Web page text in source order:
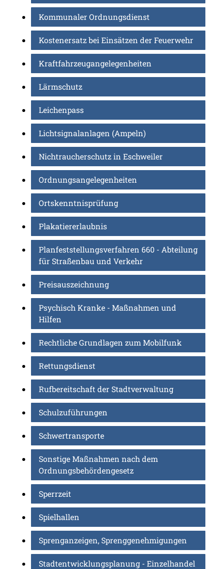
Kommunaler Ordnungsdienst
Kostenersatz bei Einsätzen der Feuerwehr
Kraftfahrzeugangelegenheiten
Lärmschutz
Leichenpass
Lichtsignalanlagen (Ampeln)
Nichtraucherschutz in Eschweiler
Ordnungsangelegenheiten
Ortskenntnisprüfung
Plakatiererlaubnis
Planfeststellungsverfahren 660 - Abteilung
für Straßenbau und Verkehr
Preisauszeichnung
Psychisch Kranke - Maßnahmen und
Hilfen
Rechtliche Grundlagen zum Mobilfunk
Rettungsdienst
Rufbereitschaft der Stadtverwaltung
Schulzuführungen
Schwertransporte
Sonstige Maßnahmen nach dem
Ordnungsbehördengesetz
Sperrzeit
Spielhallen
Sprenganzeigen, Sprenggenehmigungen
Stadtentwicklungsplanung - Einzelhandel